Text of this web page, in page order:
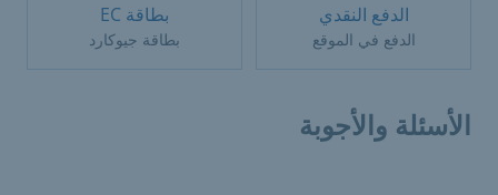
الدفع النقدي
الدفع في الموقع
بطاقة EC
بطاقة جيوكارد
الأسئلة والأجوبة